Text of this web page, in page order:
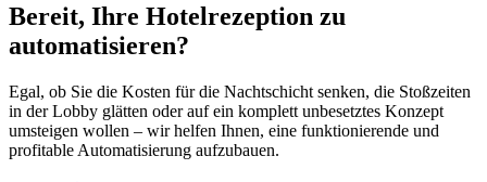
Bereit, Ihre Hotelrezeption zu
automatisieren?
Egal, ob Sie die Kosten für die Nachtschicht senken, die Stoßzeiten
in der Lobby glätten oder auf ein komplett unbesetztes Konzept
umsteigen wollen – wir helfen Ihnen, eine funktionierende und
profitable Automatisierung aufzubauen.